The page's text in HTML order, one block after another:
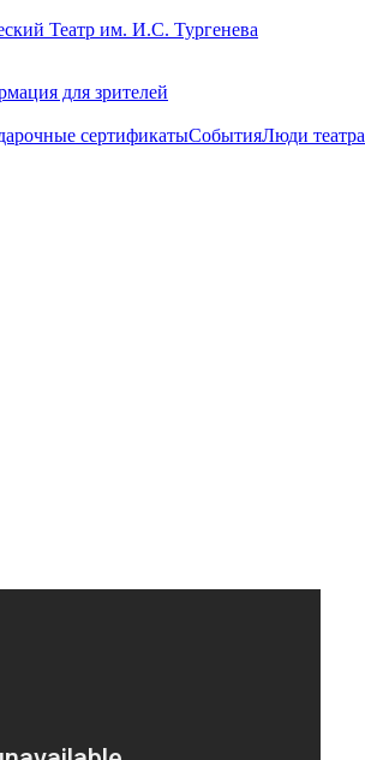
для зрителей
сертификатыСобытияЛюди театра